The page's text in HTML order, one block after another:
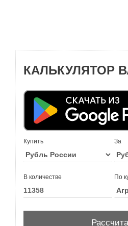
КАЛЬКУЛЯТОР
Купить За
В количестве По